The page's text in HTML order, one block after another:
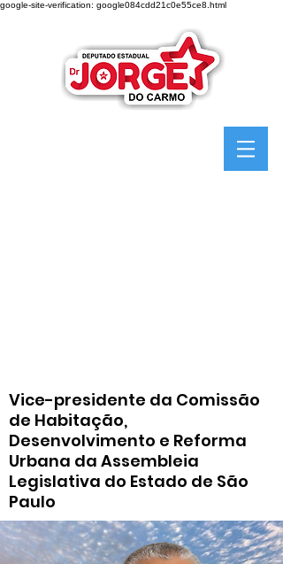
google-site-verification: google084cdd21c0e55ce8.html
Vice-presidente da Comissão
de Habitação,
Desenvolvimento e Reforma
Urbana da Assembleia
Legislativa do Estado de São
Paulo